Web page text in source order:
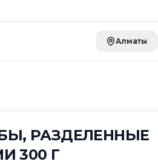
Алматы
РАЗДЕЛЕННЫЕ
300 Г